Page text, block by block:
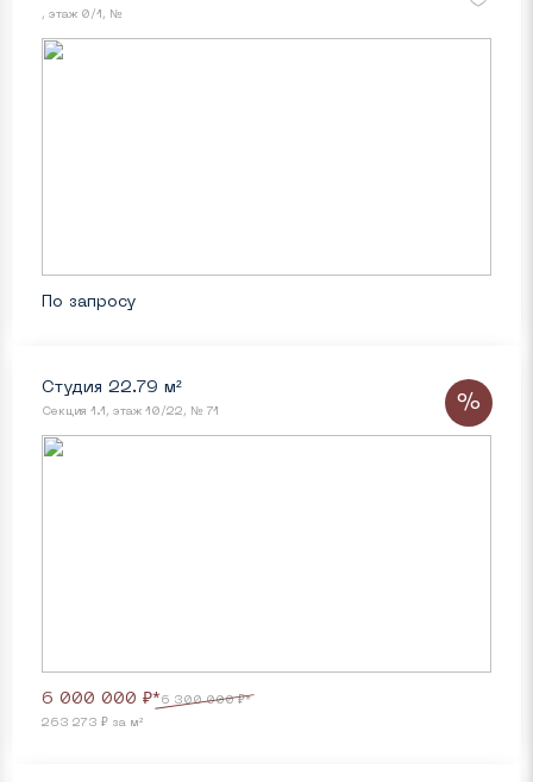
, этаж 0/1, №
По запросу
Студия 22.79 м²
Секция 1.1, этаж 10/22, № 71
6 000 000 ₽* 6 300 000 ₽*
263 273 ₽ за м²
%